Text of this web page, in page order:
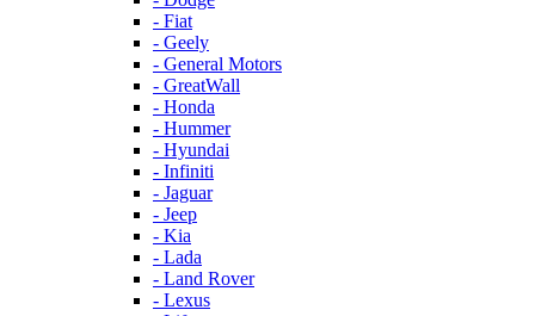
- Fiat
- Geely
- General Motors
- GreatWall
- Honda
- Hummer
- Hyundai
- Infiniti
- Jaguar
- Jeep
- Kia
- Lada
- Land Rover
- Lexus